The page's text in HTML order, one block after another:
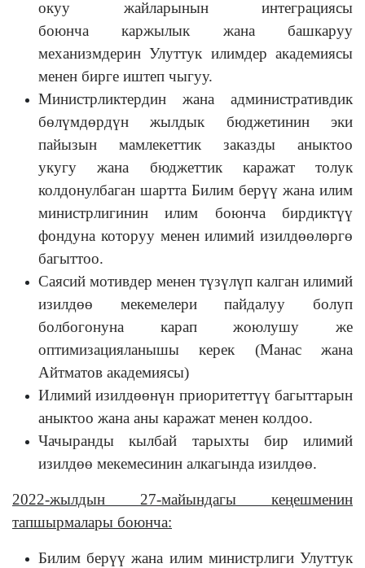
окуу жайларынын интеграциясы
боюнча каржылык жана башкаруу
механизмдерин Улуттук илимдер академиясы
менен бирге иштеп чыгуу.
Министрликтердин жана административдик
бөлүмдөрдүн жылдык бюджетинин эки
пайызын мамлекеттик заказды аныктоо
укугу жана бюджеттик каражат толук
колдонулбаган шартта Билим берүү жана илим
министрлигинин илим боюнча бирдиктүү
фондуна которуу менен илимий изилдөөлөргө
багыттоо.
Саясий мотивдер менен түзүлүп калган илимий
изилдөө мекемелери пайдалуу болуп
болбогонуна карап жоюлушу же
оптимизацияланышы керек (Манас жана
Айтматов академиясы)
Илимий изилдөөнүн приоритеттүү багыттарын
аныктоо жана аны каражат менен колдоо.
Чачыранды кылбай тарыхты бир илимий
изилдөө мекемесинин алкагында изилдөө.
2022-жылдын 27-майындагы кеңешменин
тапшырмалары боюнча:
Билим берүү жана илим министрлиги Улуттук